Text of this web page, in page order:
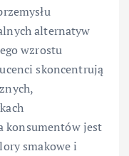
alternatyw
wzrostu
skoncentrują
konsumentów jest
smakowe i